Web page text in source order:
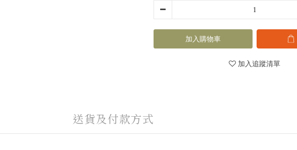
加入購物車
加入追蹤清單
送貨及付款方式